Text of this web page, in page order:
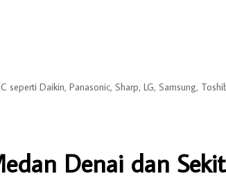
seperti Daikin, Panasonic, Sharp, LG, Samsung,
Denai dan